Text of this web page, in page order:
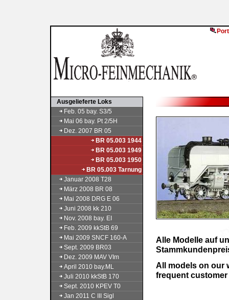
Ausgelieferte Loks
Feb. 05 bay. S3/5
Mai 06 bay. Pt 2/5H
Dez. 2007 BR 05
BR 05.003 1944
BR 05.003 1949
BR 05.003 1950
BR 05.003 Tarnung
Januar 2008 T28
März 2008 BR 08
Mai 2008 DRG E 06
Juni 2008 kk 210
Nov. 2008 bay. EI
Feb. 2009 kkStB 69
Mai 2009 SNCF 160-A
Sept. 2009 BR03
Dez. 2009 MAV VIm
April 2010 bay.ML
Juli 2010 kkStB 170
Sept. 2010 KPEV T0
Jan 2011 C III Sigl
Alle Modelle auf
All models on our
frequent